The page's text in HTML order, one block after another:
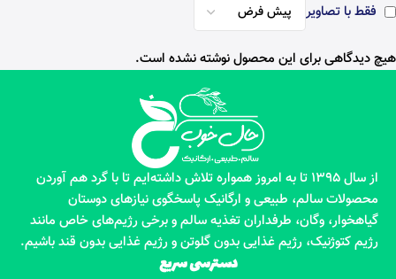
فقط با تصاویر
هیچ دیدگاهی برای این محصول نوشته نشده است.
از سال 1395 تا به امروز همواره تلاش داشته‌ایم تا با گرد هم آوردن
محصولات سالم، طبیعی و ارگانیک پاسخگوی نیازهای دوستان
گیاهخوار، وگان، طرفداران تغذیه سالم و برخی رژیم‌های خاص مانند
رژیم کتوژنیک، رژیم غذایی بدون گلوتن و رژیم غذایی بدون قند باشیم.
دسترسی سریع